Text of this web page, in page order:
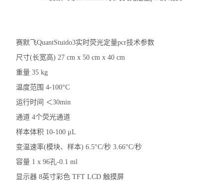
细胞计数仪
电泳仪电泳槽
伯乐T100梯度PCR仪
核酸定量仪荧光计
实时荧光定量PCR仪
赛默飞QuantStuido3实时荧光定量pcr技术参数
尺寸(长宽高) 27 cm x 50 cm x 40 cm
重量 35 kg
温度范围 4-100°C
运行时间 ＜30min
通道 4个荧光通道
样本体积 10-100 μL
变温速率(模块、样本) 6.5°C/秒 3.66°C/秒
容量 1 x 96孔-0.1 ml
显示器 8英寸彩色 TFT LCD 触摸屏